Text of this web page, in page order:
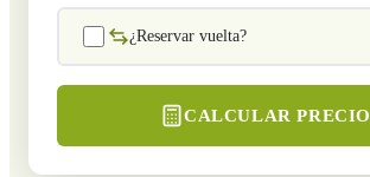
¿Reservar vuelta?
CALCULAR PRECIO